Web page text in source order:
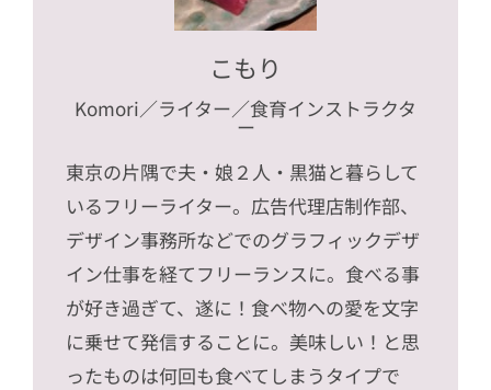
こもり
Komori／ライター／食育インストラクタ
ー
東京の片隅で夫・娘２人・黒猫と暮らして
いるフリーライター。広告代理店制作部、
デザイン事務所などでのグラフィックデザ
イン仕事を経てフリーランスに。食べる事
が好き過ぎて、遂に！食べ物への愛を文字
に乗せて発信することに。美味しい！と思
ったものは何回も食べてしまうタイプで